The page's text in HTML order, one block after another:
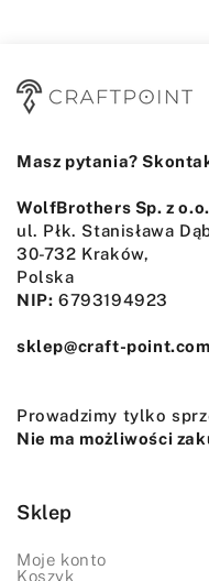
Masz pytania?
WolfBrothers Sp. z o.o.
ul. Płk. Stanisława
30-732 Kraków,
Polska
NIP: 6793194923
sklep@craft-point.com
Prowadzimy tylko
Nie ma możliwości
Sklep
Moje konto
Koszyk